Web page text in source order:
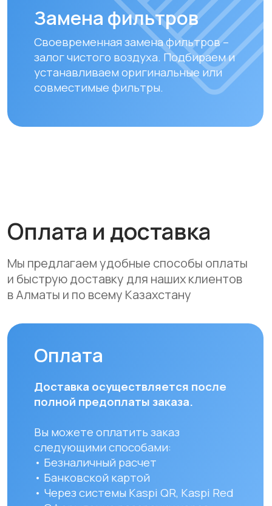
Оплата
Доставка осуществляется после
полной предоплаты заказа.
Вы можете оплатить заказ
следующими способами:
• Через системы Kaspi QR, Kaspi Red
Мы осуществляем бесплатную
доставку по городам Алматы
курьером в рабочие дни
доставки по Алматы составляет до 3
часов с момента оплаты заказа.
Для заказов в другие города
Республики Казахстан стоимость
доставки составляет 10 000 тенге
доставки зависят от региона
и составляют от 1 до 8 рабочих дней.
Вы можете самостоятельно забрать
заказ по адресу: Алматы, мкр. Кайрат
152/1 к5
Доставка